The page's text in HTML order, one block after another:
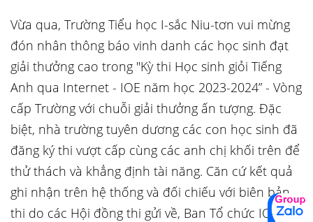
Vừa qua, Trường Tiểu học I-sắc Niu-tơn vui mừng
đón nhân thông báo vinh danh các học sinh đạt
giải thưởng cao trong "Kỳ thi Học sinh giỏi Tiếng
Anh qua Internet - IOE năm học 2023-2024” - Vòng
cấp Trường với chuỗi giải thưởng ấn tượng. Đặc
biệt, nhà trường tuyên dương các con học sinh đã
đăng ký thi vượt cấp cùng các anh chị khối trên để
thử thách và khẳng định tài năng. Căn cứ kết quả
ghi nhận trên hệ thống và đối chiếu với biên bản
thi do các Hội đồng thi gửi về, Ban Tổ chức IOE